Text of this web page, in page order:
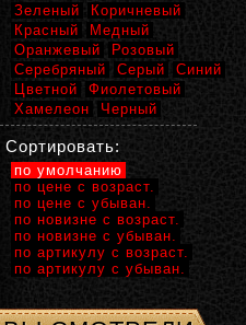
Зеленый
Коричневый
Красный
Медный
Оранжевый
Розовый
Серебряный
Серый
Синий
Цветной
Фиолетовый
Хамелеон
Черный
Сортировать:
по умолчанию
по цене с возраст.
по цене с убыван.
по новизне с возраст.
по новизне с убыван.
по артикулу с возраст.
по артикулу с убыван.